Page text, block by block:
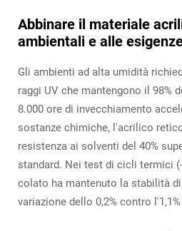
Abbinare il materiale
ambientali e alle
Gli ambienti ad alta umidità
raggi UV che mantengono il 98%
8.000 ore di invecchiamento
sostanze chimiche, l'acrilico
resistenza ai solventi del 40%
standard. Nei test di cicli termici
colato ha mantenuto la stabilità
variazione dello 0,2% contro